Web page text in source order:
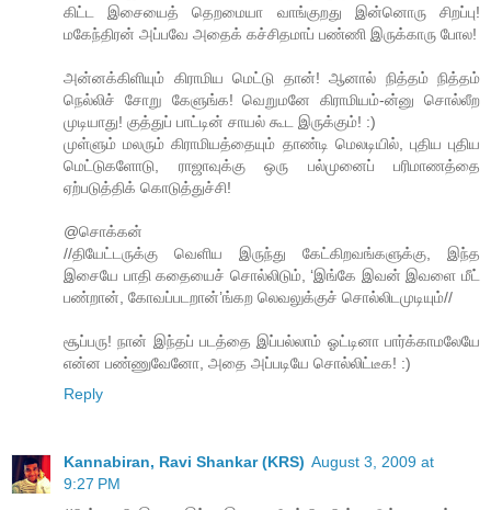
கிட்ட இசையைத் தெறமையா வாங்குறது இன்னொரு சிறப்பு!
மகேந்திரன் அப்பவே அதைக் கச்சிதமாப் பண்ணி இருக்காரு போல!
அன்னக்கிளியும் கிராமிய மெட்டு தான்! ஆனால் நித்தம் நித்தம்
நெல்லிச் சோறு கேளுங்க! வெறுமனே கிராமியம்-ன்னு சொல்லீற
முடியாது! குத்துப் பாட்டின் சாயல் கூட இருக்கும்! :)
முள்ளும் மலரும் கிராமியத்தையும் தாண்டி மெலடியில், புதிய புதிய
மெட்டுகளோடு, ராஜாவுக்கு ஒரு பல்முனைப் பரிமாணத்தை
ஏற்படுத்திக் கொடுத்துச்சி!
@சொக்கன்
//தியேட்டருக்கு வெளிய இருந்து கேட்கிறவங்களுக்கு, இந்த
இசையே பாதி கதையைச் சொல்லிடும், ‘இங்கே இவன் இவளை மீட்
பண்றான், கோவப்படறான்’ங்கற லெவலுக்குச் சொல்லிடமுடியும்//
சூப்பரு! நான் இந்தப் படத்தை இப்பல்லாம் ஓட்டினா பார்க்காமலேயே
என்ன பண்ணுவேனோ, அதை அப்படியே சொல்லிட்டீக! :)
Reply
Kannabiran, Ravi Shankar (KRS) August 3, 2009 at
9:27 PM